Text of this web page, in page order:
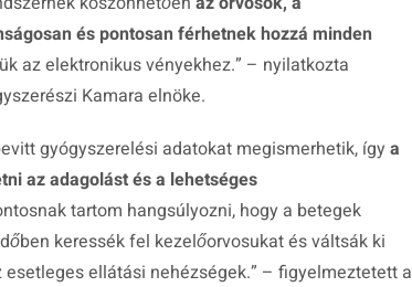
és pontosan férhetnek hozzá minden
az elektronikus vényekhez.” – nyilatkozta
Kamara elnöke.
gyógyszerelési adatokat megismerhetik, így a
az adagolást és a lehetséges
tartom hangsúlyozni, hogy a betegek
keressék fel kezelőorvosukat és váltsák ki
ellátási nehézségek.” – figyelmeztetett a